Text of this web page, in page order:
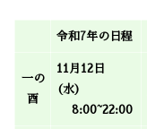
令和7年の日程
一の
酉
11月12日
(水)
8:00~22:00